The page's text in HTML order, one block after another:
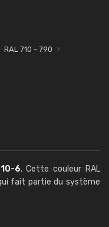
RAL 710 - 790
6. Cette couleur RAL
fait partie du système